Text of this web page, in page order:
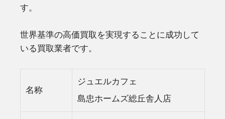
す。
世界基準の高価買取を実現することに成功して
いる買取業者です。
名称
ジュエルカフェ
島忠ホームズ総丘舎人店